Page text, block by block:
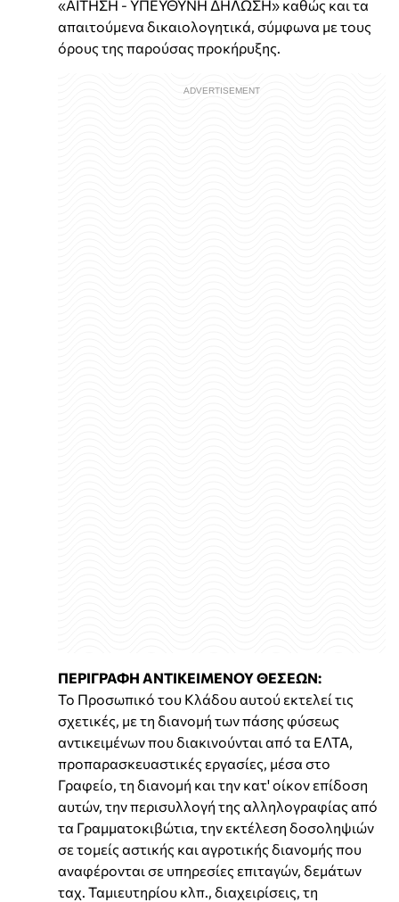
«ΑΙΤΗΣΗ - ΥΠΕΥΘΥΝΗ ΔΗΛΩΣΗ» καθώς και τα
απαιτούμενα δικαιολογητικά, σύμφωνα με τους
όρους της παρούσας προκήρυξης.
ΠΕΡΙΓΡΑΦΗ ΑΝΤΙΚΕΙΜΕΝΟΥ ΘΕΣΕΩΝ:
Το Προσωπικό του Κλάδου αυτού εκτελεί τις
σχετικές, με τη διανομή των πάσης φύσεως
αντικειμένων που διακινούνται από τα ΕΛΤΑ,
προπαρασκευαστικές εργασίες, μέσα στο
Γραφείο, τη διανομή και την κατ' οίκον επίδοση
αυτών, την περισυλλογή της αλληλογραφίας από
τα Γραμματοκιβώτια, την εκτέλεση δοσοληψιών
σε τομείς αστικής και αγροτικής διανομής που
αναφέρονται σε υπηρεσίες επιταγών, δεμάτων
ταχ. Ταμιευτηρίου κλπ., διαχειρίσεις, τη